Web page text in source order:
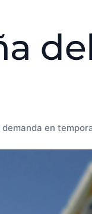
demanda en